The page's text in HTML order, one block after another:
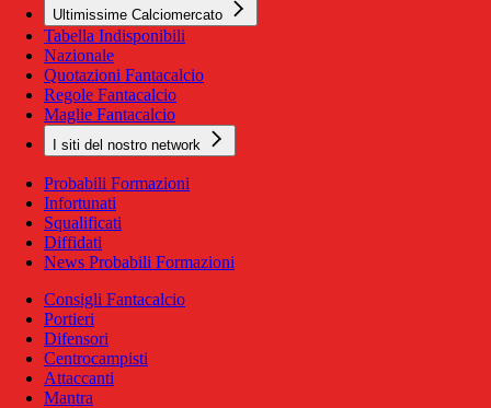
Ultimissime Calciomercato
Tabella Indisponibili
Nazionale
Quotazioni Fantacalcio
Regole Fantacalcio
Maglie Fantacalcio
I siti del nostro network
Probabili Formazioni
Infortunati
Squalificati
Diffidati
News Probabili Formazioni
Consigli Fantacalcio
Portieri
Difensori
Centrocampisti
Attaccanti
Mantra